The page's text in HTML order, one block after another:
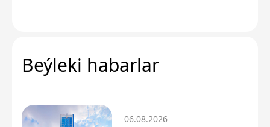
Beýleki habarlar
06.08.2026